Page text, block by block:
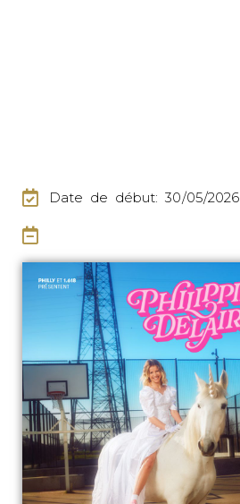
Date de début: 30/05/2026